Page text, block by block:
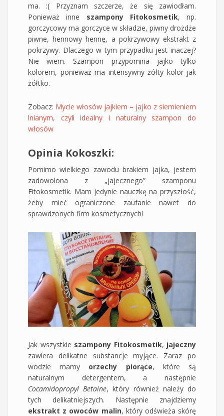
ma. :( Przyznam szczerze, że się zawiodłam.
Ponieważ inne szampony Fitokosmetik, np.
gorczycowy ma gorczyce w składzie, piwny drożdże
piwne, hennowy hennę, a pokrzywowy ekstrakt z
pokrzywy. Dlaczego w tym przypadku jest inaczej?
Nie wiem. Szampon przypomina jajko tylko
kolorem, ponieważ ma intensywny żółty kolor jak
żółtko.
Zobacz: Mycie włosów jajkiem – jajko z siemieniem
lnianym, czyli idealny i naturalny szampon do
włosów
Opinia Kokoszki:
Pomimo wielkiego zawodu brakiem jajka, jestem
zadowolona z „jajecznego” szamponu
Fitokosmetik. Mam jedynie nauczkę na przyszłość,
żeby mieć ograniczone zaufanie nawet do
sprawdzonych firm kosmetycznych!
Jak wszystkie szampony Fitokosmetik, jajeczny
zawiera delikatne substancje myjące. Zaraz po
wodzie mamy orzechy piorące, które są
naturalnym detergentem, a następnie
Cocamidopropyl Betaine, który również należy do
tych delikatniejszych. Następnie znajdziemy
ekstrakt z owoców malin, który odświeża skórę